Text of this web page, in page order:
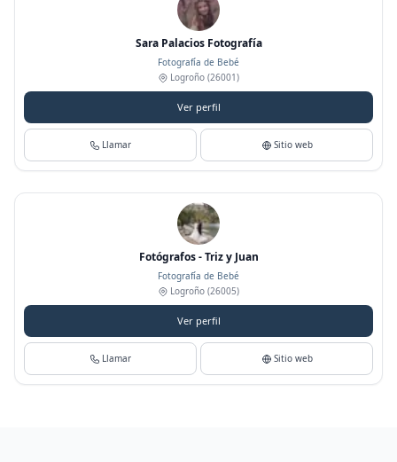
Sara Palacios Fotografía
Fotografía de Bebé
Logroño (26001)
Ver perfil
Llamar Sitio web
Fotógrafos - Triz y Juan
Fotografía de Bebé
Logroño (26005)
Ver perfil
Llamar Sitio web